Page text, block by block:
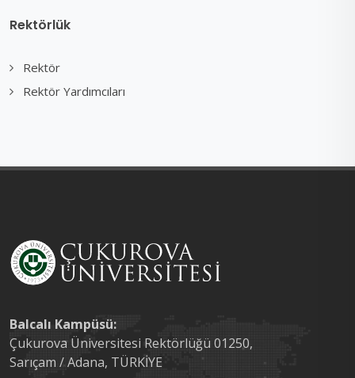
Rektörlük
Rektör
Rektör Yardımcıları
Balcalı Kampüsü:
Çukurova Üniversitesi Rektörlüğü 01250,
Sarıçam / Adana, TÜRKİYE